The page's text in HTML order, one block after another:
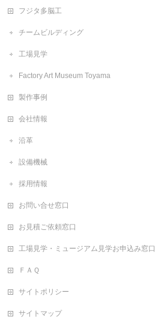
フジタ多脳工
チームビルディング
工場見学
Factory Art Museum Toyama
製作事例
会社情報
沿革
設備機械
採用情報
お問い合せ窓口
お見積ご依頼窓口
工場見学・ミュージアム見学お申込み窓口
ＦＡＱ
サイトポリシー
サイトマップ